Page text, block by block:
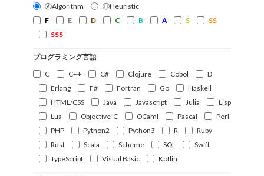
ⒶAlgorithm
ⒽHeuristic
F
E D C B A S
SS
SSS
プログラミング言語
C
C++ C# Clojure Cobol
D
Erlang
F# Fortran Go
Haskell
HTML/CSS
Java Javascript Julia
Lisp
Lua
Objective-C OCaml Pascal
Perl
PHP
Python2 Python3 R
Ruby
Rust
Scala Scheme SQL
Swift
TypeScript
Visual Basic Kotlin